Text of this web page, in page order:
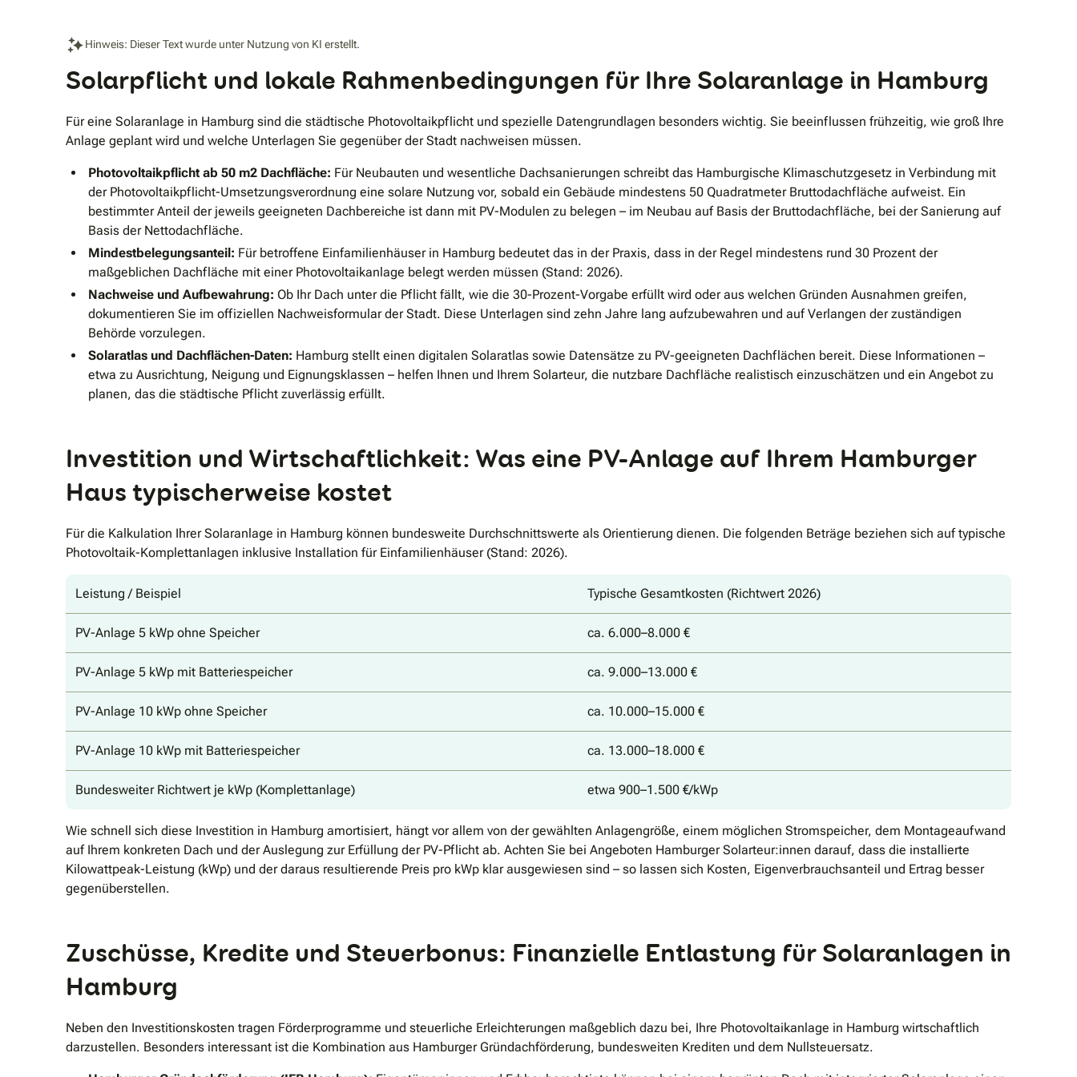
großes COPPEN-Headquarter in Bad Dürkheim
Innovationszentrum und Plattform für weiteres
Wachstum. Unser Zielbild bleibt klar: vollständig
technologisch führend, vernetzt und skalierbar – für
maximale Effizienz, Komfort und Unabhängigkeit.
Hinweis: Dieser Text wurde unter Nutzung von KI erstellt.
Solarpflicht und lokale Rahmenbedingungen für Ihre Solaranlage in Hamburg
Für eine Solaranlage in Hamburg sind die städtische Photovoltaikpflicht und spezielle Datengrundlagen besonders wichtig. Sie beeinflussen frühzeitig, wie groß Ihre
Anlage geplant wird und welche Unterlagen Sie gegenüber der Stadt nachweisen müssen.
Photovoltaikpflicht ab 50 m2 Dachfläche: Für Neubauten und wesentliche Dachsanierungen schreibt das Hamburgische Klimaschutzgesetz in Verbindung mit
der Photovoltaikpflicht-Umsetzungsverordnung eine solare Nutzung vor, sobald ein Gebäude mindestens 50 Quadratmeter Bruttodachfläche aufweist. Ein
bestimmter Anteil der jeweils geeigneten Dachbereiche ist dann mit PV-Modulen zu belegen – im Neubau auf Basis der Bruttodachfläche, bei der Sanierung auf
Basis der Nettodachfläche.
Mindestbelegungsanteil: Für betroffene Einfamilienhäuser in Hamburg bedeutet das in der Praxis, dass in der Regel mindestens rund 30 Prozent der
maßgeblichen Dachfläche mit einer Photovoltaikanlage belegt werden müssen (Stand: 2026).
Nachweise und Aufbewahrung: Ob Ihr Dach unter die Pflicht fällt, wie die 30-Prozent-Vorgabe erfüllt wird oder aus welchen Gründen Ausnahmen greifen,
dokumentieren Sie im offiziellen Nachweisformular der Stadt. Diese Unterlagen sind zehn Jahre lang aufzubewahren und auf Verlangen der zuständigen
Behörde vorzulegen.
Solaratlas und Dachflächen-Daten: Hamburg stellt einen digitalen Solaratlas sowie Datensätze zu PV-geeigneten Dachflächen bereit. Diese Informationen –
etwa zu Ausrichtung, Neigung und Eignungsklassen – helfen Ihnen und Ihrem Solarteur, die nutzbare Dachfläche realistisch einzuschätzen und ein Angebot zu
planen, das die städtische Pflicht zuverlässig erfüllt.
Investition und Wirtschaftlichkeit: Was eine PV-Anlage auf Ihrem Hamburger
Haus typischerweise kostet
Für die Kalkulation Ihrer Solaranlage in Hamburg können bundesweite Durchschnittswerte als Orientierung dienen. Die folgenden Beträge beziehen sich auf typische
Photovoltaik-Komplettanlagen inklusive Installation für Einfamilienhäuser (Stand: 2026).
Leistung / Beispiel Typische Gesamtkosten (Richtwert 2026)
PV-Anlage 5 kWp ohne Speicher ca. 6.000–8.000 €
PV-Anlage 5 kWp mit Batteriespeicher ca. 9.000–13.000 €
PV-Anlage 10 kWp ohne Speicher ca. 10.000–15.000 €
PV-Anlage 10 kWp mit Batteriespeicher ca. 13.000–18.000 €
Bundesweiter Richtwert je kWp (Komplettanlage) etwa 900–1.500 €/kWp
Wie schnell sich diese Investition in Hamburg amortisiert, hängt vor allem von der gewählten Anlagengröße, einem möglichen Stromspeicher, dem Montageaufwand
auf Ihrem konkreten Dach und der Auslegung zur Erfüllung der PV-Pflicht ab. Achten Sie bei Angeboten Hamburger Solarteur:innen darauf, dass die installierte
Kilowattpeak-Leistung (kWp) und der daraus resultierende Preis pro kWp klar ausgewiesen sind – so lassen sich Kosten, Eigenverbrauchsanteil und Ertrag besser
gegenüberstellen.
Zuschüsse, Kredite und Steuerbonus: Finanzielle Entlastung für Solaranlagen in
Hamburg
Neben den Investitionskosten tragen Förderprogramme und steuerliche Erleichterungen maßgeblich dazu bei, Ihre Photovoltaikanlage in Hamburg wirtschaftlich
darzustellen. Besonders interessant ist die Kombination aus Hamburger Gründachförderung, bundesweiten Krediten und dem Nullsteuersatz.